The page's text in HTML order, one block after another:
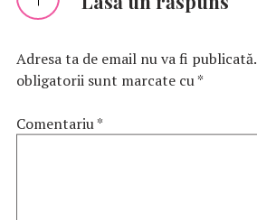
Adresa ta de email nu va fi publicată.
obligatorii sunt marcate cu*
Comentariu*